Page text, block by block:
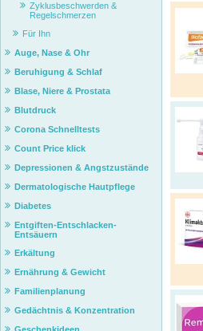
Zyklusbeschwerden &
Regelschmerzen
Für Ihn
Auge, Nase & Ohr
Beruhigung & Schlaf
Blase, Niere & Prostata
Blutdruck
Corona Schnelltests
Count Price klick
Depressionen & Angstzustände
Dermatologische Hautpflege
Diabetes
Entgiften-Entschlacken-
Entsäuern
Erkältung
Ernährung & Gewicht
Familienplanung
Gedächtnis & Konzentration